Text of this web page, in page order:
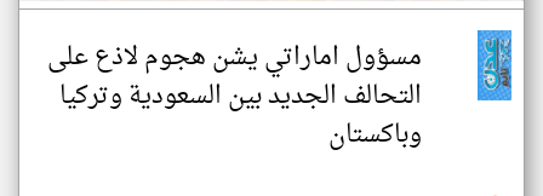
مسؤول اماراتي يشن هجوم لاذع على
التحالف الجديد بين السعودية وتركيا
وباكستان